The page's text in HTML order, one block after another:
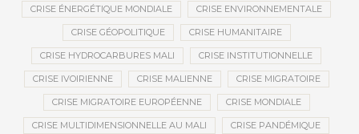
CRISE ÉNERGÉTIQUE MONDIALE CRISE ENVIRONNEMENTALE
CRISE GÉOPOLITIQUE CRISE HUMANITAIRE
CRISE HYDROCARBURES MALI CRISE INSTITUTIONNELLE
CRISE IVOIRIENNE CRISE MALIENNE CRISE MIGRATOIRE
CRISE MIGRATOIRE EUROPÉENNE CRISE MONDIALE
CRISE MULTIDIMENSIONNELLE AU MALI CRISE PANDÉMIQUE